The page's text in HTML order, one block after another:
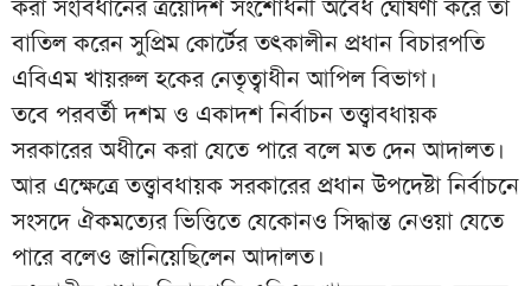
করা সংবিধানের ত্রয়োদশ সংশোধনী অবৈধ ঘোষণা করে তা
বাতিল করেন সুপ্রিম কোর্টের তৎকালীন প্রধান বিচারপতি
এবিএম খায়রুল হকের নেতৃত্বাধীন আপিল বিভাগ।
তবে পরবর্তী দশম ও একাদশ নির্বাচন তত্ত্বাবধায়ক
সরকারের অধীনে করা যেতে পারে বলে মত দেন আদালত।
আর এক্ষেত্রে তত্ত্বাবধায়ক সরকারের প্রধান উপদেষ্টা নির্বাচনে
সংসদে ঐকমত্যের ভিত্তিতে যেকোনও সিদ্ধান্ত নেওয়া যেতে
পারে বলেও জানিয়েছিলেন আদালত।